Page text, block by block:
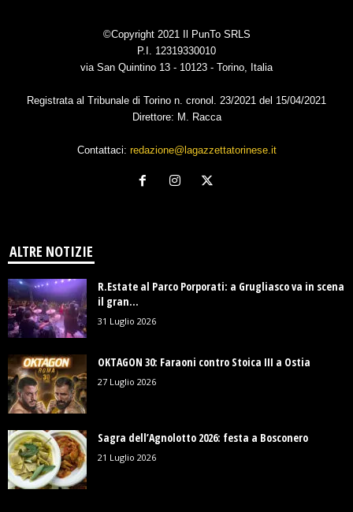
©Copyright 2021 Il PunTo SRLS
P.I. 12319330010
via San Quintino 13 - 10123 - Torino, Italia
Registrata al Tribunale di Torino n. cronol. 23/2021 del 15/04/2021
Direttore: M. Racca
Contattaci: redazione@lagazzettatorinese.it
ALTRE NOTIZIE
R.Estate al Parco Porporati: a Grugliasco va in scena
il gran...
31 Luglio 2026
OKTAGON 30: Faraoni contro Stoica III a Ostia
27 Luglio 2026
Sagra dell’Agnolotto 2026: festa a Bosconero
21 Luglio 2026